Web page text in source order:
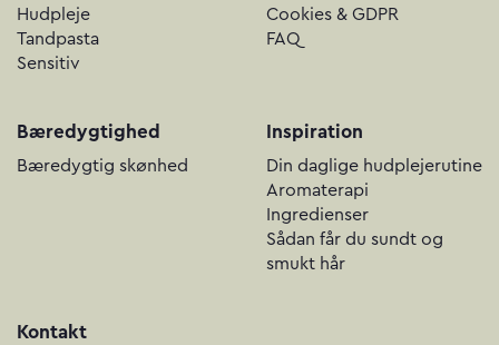
Hudpleje
Tandpasta
Sensitiv
Cookies & GDPR
FAQ
Bæredygtighed
Bæredygtig skønhed
Inspiration
Din daglige hudplejerutine
Aromaterapi
Ingredienser
Sådan får du sundt og
smukt hår
Kontakt